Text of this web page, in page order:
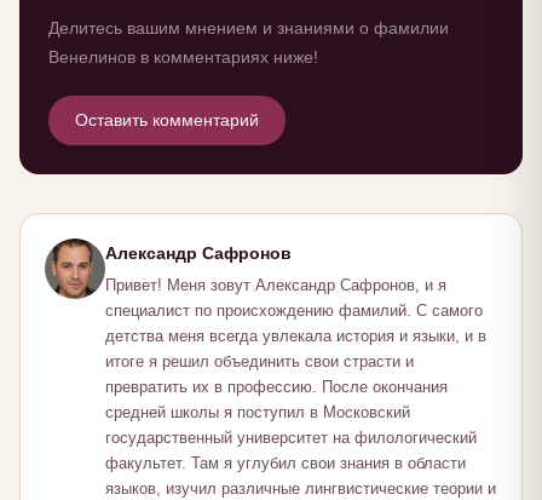
Делитесь вашим мнением и знаниями о фамилии
Венелинов в комментариях ниже!
Оставить комментарий
Александр Сафронов
Привет! Меня зовут Александр Сафронов, и я
специалист по происхождению фамилий. С самого
детства меня всегда увлекала история и языки, и в
итоге я решил объединить свои страсти и
превратить их в профессию. После окончания
средней школы я поступил в Московский
государственный университет на филологический
факультет. Там я углубил свои знания в области
языков, изучил различные лингвистические теории и